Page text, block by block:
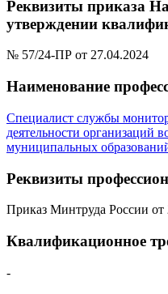
Реквизиты приказа
утверждении
№ 57/24-ПР от 27.04.2024
Наименование
Специалист службы
деятельности организаций
муниципальных
Реквизиты
Приказ Минтруда России
Квалификационное
-